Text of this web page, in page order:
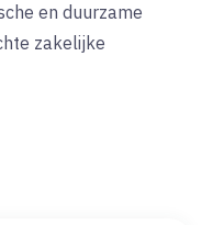
en duurzame
zakelijke